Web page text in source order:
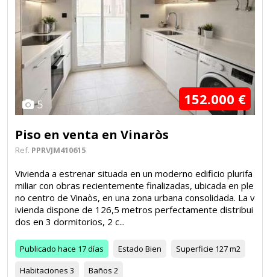
5 152.000 €
Piso en venta en Vinaròs
Ref. PPRVJM410615
Vivienda a estrenar situada en un moderno edificio plurifa
miliar con obras recientemente finalizadas, ubicada en ple
no centro de Vinaòs, en una zona urbana consolidada. La v
ivienda dispone de 126,5 metros perfectamente distribui
dos en 3 dormitorios, 2 c...
Publicado hace 17 días Estado Bien Superficie 127 m2
Habitaciones 3 Baños 2